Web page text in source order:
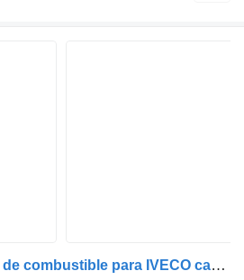
5801333178 depósito de combustible para IVECO camión